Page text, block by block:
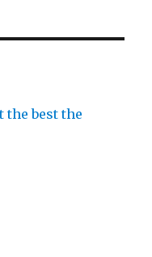
the best the